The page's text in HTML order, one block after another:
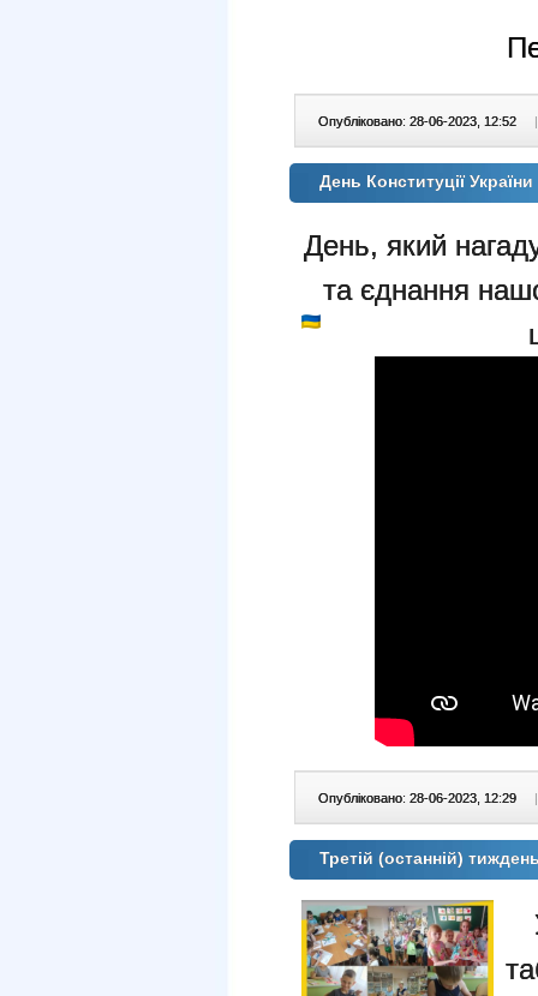
Опубліковано: 28-06-2023, 12:52 |
День Конституції
День, який
та єднання
Опубліковано: 28-06-2023, 12:29 |
Третій (останній)